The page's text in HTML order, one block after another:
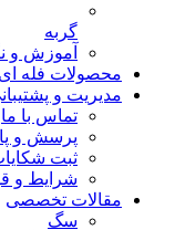
گربه
آموزش و
محصولات فله ای
مدیریت و
تماس با ما
پرسش و
ثبت
شرایط و
مقالات تخصصی
سگ